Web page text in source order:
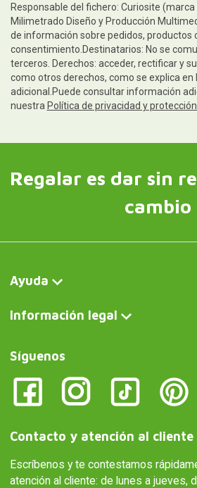
Responsable del fichero: Curiosite
Milimetrado Diseño y Producción
de información sobre pedidos, productos
consentimiento.Destinatarios: No se
terceros. Derechos: acceder, rectificar y
como otros derechos, como se explica
adicional.Puede consultar información
nuestra Política de privacidad y
Regalar es dar sin
cambio
Ayuda
Información legal
Síguenos
Contacto y atención al cliente
Escríbenos y te contestamos
atención al cliente: de lunes a jueves,